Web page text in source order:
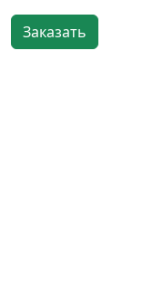
Заказать